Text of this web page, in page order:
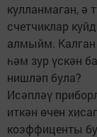
кулланмаган, ә
счетчиклар
алмыйм.
һәм зур үскән
нишләп була?
Исәпләү
иткән өчен
коэффиценты